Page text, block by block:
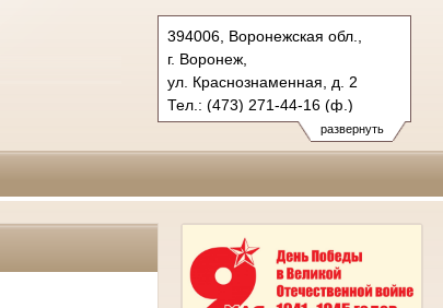
развернуть
394006, Воронежская обл.,
г. Воронеж,
ул. Краснознаменная, д. 2
Тел.: (473) 271-44-16 (ф.)
lensud.vrn@sudrf.ru